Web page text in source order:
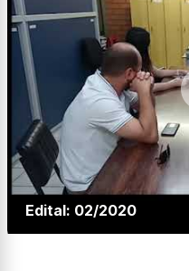
Edital: 02/2020